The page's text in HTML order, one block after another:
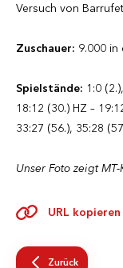
Versuch von
Zuschauer: 9.000 in
Spielstände: 1:0
18:12 (30.) HZ –
33:27 (56.), 35:28
Unser Foto zeigt
URL kopieren
Zurück